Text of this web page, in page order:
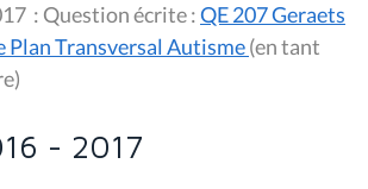
: Question écrite :QE 207 Geraets
Plan Transversal Autisme(en tant
- 2017